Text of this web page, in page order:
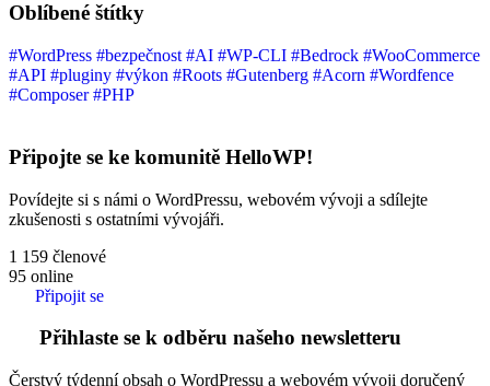
Oblíbené štítky
#WordPress #bezpečnost #AI #WP-CLI #Bedrock #WooCommerce
#API #pluginy #výkon #Roots #Gutenberg #Acorn #Wordfence
#Composer#PHP
Připojte se ke komunitě HelloWP!
Povídejte si s námi o WordPressu, webovém vývoji a sdílejte
zkušenosti s ostatními vývojáři.
1 159 členové
95 online
Připojit se
Přihlaste se k odběru našeho newsletteru
Čerstvý týdenní obsah o WordPressu a webovém vývoji doručený